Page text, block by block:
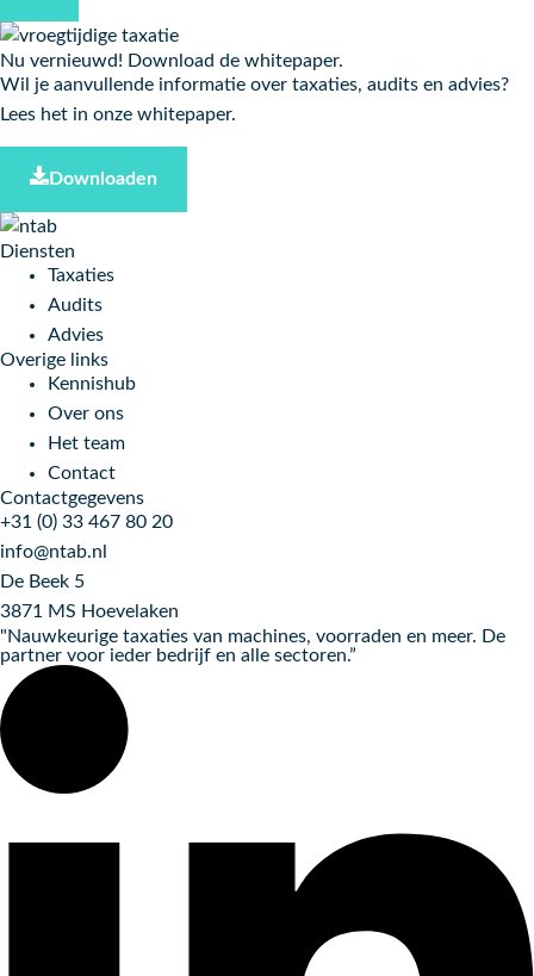
Nu vernieuwd! Download de whitepaper.
Wil je aanvullende informatie over taxaties, audits en advies?
Lees het in onze whitepaper.
Downloaden
Diensten
Taxaties
Audits
Advies
Overige links
Kennishub
Over ons
Het team
Contact
Contactgegevens
+31 (0) 33 467 80 20
info@ntab.nl
De Beek 5
3871 MS Hoevelaken
"Nauwkeurige taxaties van machines, voorraden en meer. De
partner voor ieder bedrijf en alle sectoren.”